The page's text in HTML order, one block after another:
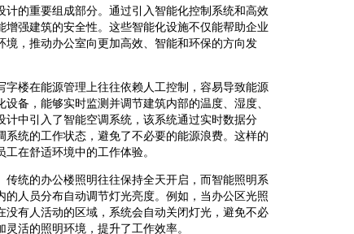
的重要组成部分。通过引入智能化控制系统和高效
强建筑的安全性。这些智能化设施不仅能帮助企业
，推动办公室向更加高效、智能和环保的方向发
楼在能源管理上往往依赖人工控制，容易导致能源
备，能够实时监测并调节建筑内部的温度、湿度、
中引入了智能空调系统，该系统通过实时数据分
统的工作状态，避免了不必要的能源浪费。这样的
在舒适环境中的工作体验。
统的办公楼照明往往保持全天开启，而智能照明系
人员分布自动调节灯光亮度。例如，当办公区光照
有人活动的区域，系统会自动关闭灯光，避免不必
活的照明环境，提升了工作效率。